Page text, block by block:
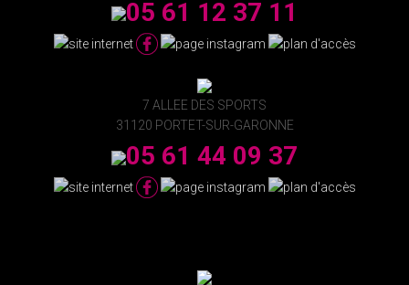
05 61 12 37 11
7 ALLEE DES SPORTS
31120 PORTET-SUR-GARONNE
05 61 44 09 37